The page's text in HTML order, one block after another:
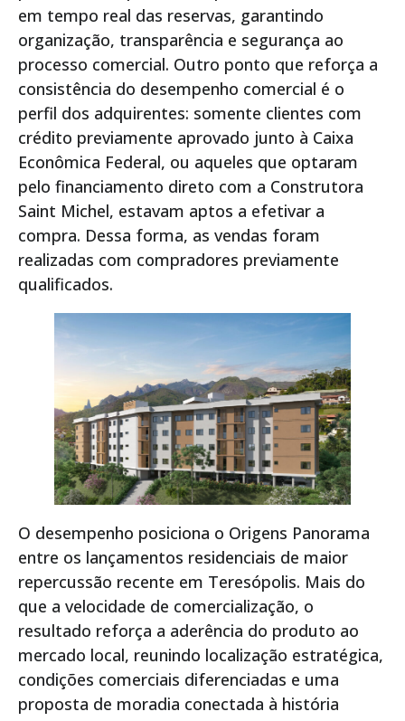
em tempo real das reservas, garantindo
organização, transparência e segurança ao
processo comercial. Outro ponto que reforça a
consistência do desempenho comercial é o
perfil dos adquirentes: somente clientes com
crédito previamente aprovado junto à Caixa
Econômica Federal, ou aqueles que optaram
pelo financiamento direto com a Construtora
Saint Michel, estavam aptos a efetivar a
compra. Dessa forma, as vendas foram
realizadas com compradores previamente
qualificados.
O desempenho posiciona o Origens Panorama
entre os lançamentos residenciais de maior
repercussão recente em Teresópolis. Mais do
que a velocidade de comercialização, o
resultado reforça a aderência do produto ao
mercado local, reunindo localização estratégica,
condições comerciais diferenciadas e uma
proposta de moradia conectada à história